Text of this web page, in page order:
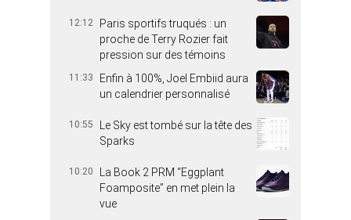
12:12
Paris sportifs truqués : un
proche de Terry Rozier fait
pression sur des témoins
11:33
Enfin à 100%, Joel Embiid aura
un calendrier personnalisé
10:55
Le Sky est tombé sur la tête des
Sparks
10:20
La Book 2 PRM “Eggplant
Foamposite” en met plein la
vue